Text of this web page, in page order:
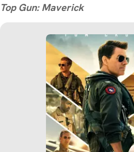
Top Gun: Maverick